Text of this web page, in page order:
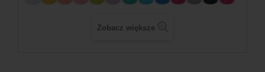
Zobacz większe